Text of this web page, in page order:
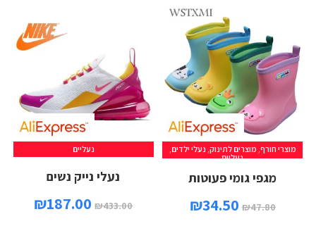
מוצרי חורף מוצרים לתינוק נעלי ילדים
נעליים
מגפי גומי פעוטות
₪47.80
₪34.50
נעליים
נעלי נייק נשים
₪433.00
₪187.00